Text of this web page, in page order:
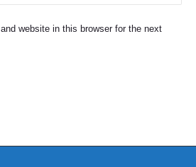
website in this browser for the next